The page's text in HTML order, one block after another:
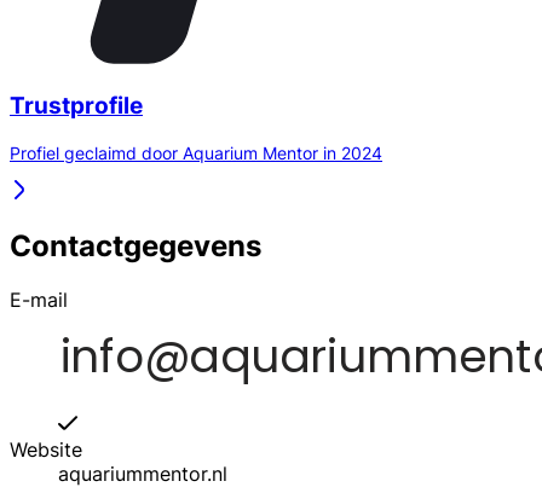
Trustprofile
Profiel geclaimd door Aquarium Mentor in 2024
Contactgegevens
E-mail
Website
aquariummentor.nl